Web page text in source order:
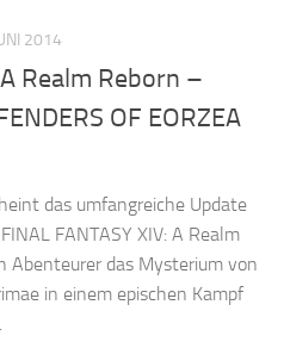
2014
Realm Reborn –
OF EORZEA
das umfangreiche Update
FANTASY XIV: A Realm
Abenteurer das Mysterium von
in einem epischen Kampf